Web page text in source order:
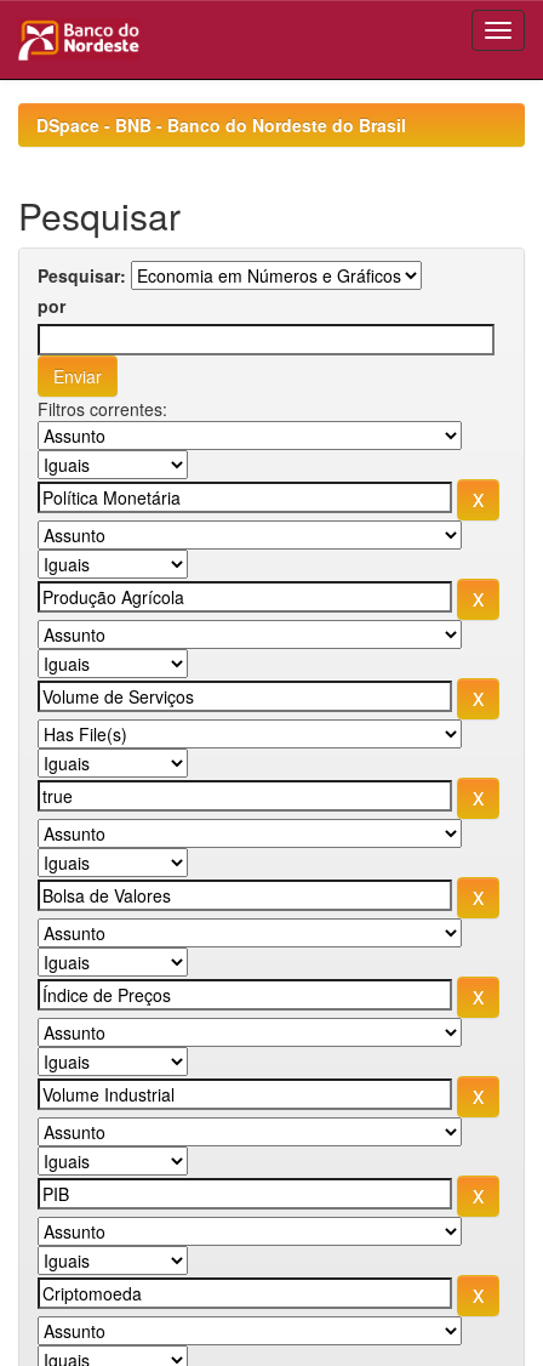
navigationDSpace - BNB - Banco do Nordeste do Brasil
Pesquisar
Pesquisar:
por
Filtros correntes: